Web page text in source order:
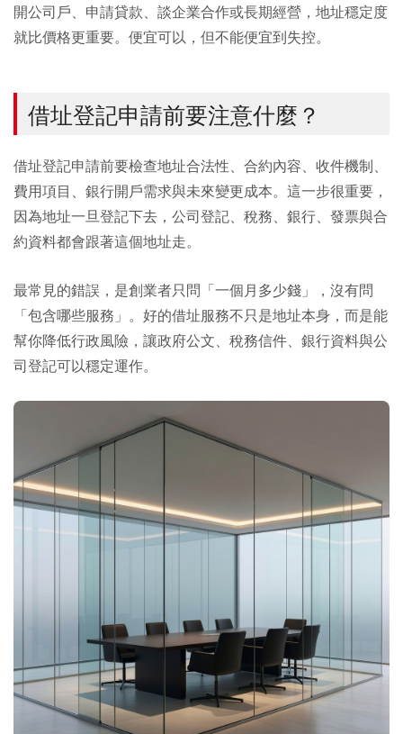
開公司戶、申請貸款、談企業合作或長期經營，地址穩定度
就比價格更重要。便宜可以，但不能便宜到失控。
借址登記申請前要注意什麼？
借址登記申請前要檢查地址合法性、合約內容、收件機制、
費用項目、銀行開戶需求與未來變更成本。這一步很重要，
因為地址一旦登記下去，公司登記、稅務、銀行、發票與合
約資料都會跟著這個地址走。
最常見的錯誤，是創業者只問「一個月多少錢」，沒有問
「包含哪些服務」。好的借址服務不只是地址本身，而是能
幫你降低行政風險，讓政府公文、稅務信件、銀行資料與公
司登記可以穩定運作。